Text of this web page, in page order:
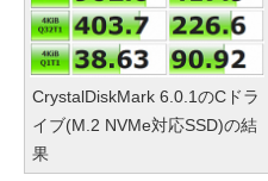
CrystalDiskMark 6.0.1のCドラ
イブ(M.2 NVMe対応SSD)の結
果